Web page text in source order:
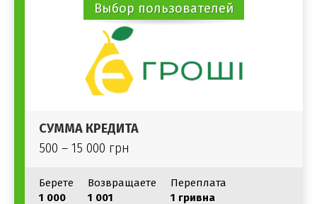
Выбор пользователей
СУММА КРЕДИТА
500 – 15 000 грн
Берете
1 000
Возвращаете
1 001
Переплата
1 гривна